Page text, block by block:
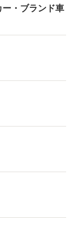
・ブランド車